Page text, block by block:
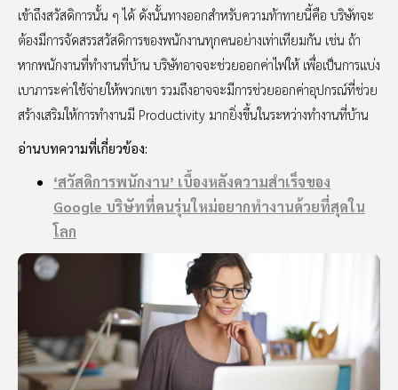
เข้าถึงสวัสดิการนั้น ๆ ได้ ดังนั้นทางออกสำหรับความท้าทายนี้คือ บริษัทจะ
ต้องมีการจัดสรรสวัสดิการของพนักงานทุกคนอย่างเท่าเทียมกัน เช่น ถ้า
หากพนักงานที่ทำงานที่บ้าน บริษัทอาจจะช่วยออกค่าไฟให้ เพื่อเป็นการแบ่ง
เบาภาระค่าใช้จ่ายให้พวกเขา รวมถึงอาจจะมีการช่วยออกค่าอุปกรณ์ที่ช่วย
สร้างเสริมให้การทำงานมี Productivity มากยิ่งขึ้นในระหว่างทำงานที่บ้าน
อ่านบทความที่เกี่ยวข้อง:
‘สวัสดิการพนักงาน’ เบื้องหลังความสำเร็จของ
Google บริษัทที่คนรุ่นใหม่อยากทำงานด้วยที่สุดใน
โลก